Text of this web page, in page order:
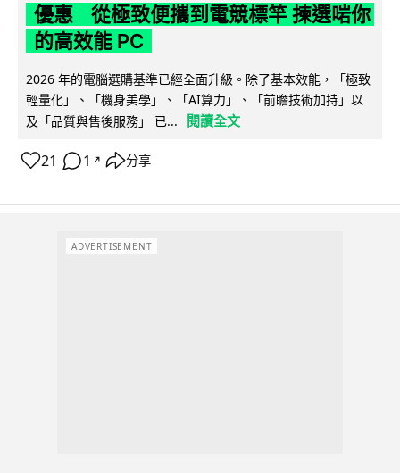
優惠 從極致便攜到電競標竿 揀選啱你
的高效能 PC
2026 年的電腦選購基準已經全面升級。除了基本效能，「極致
輕量化」、「機身美學」、「AI算力」、「前瞻技術加持」以
及「品質與售後服務」 已...
閱讀全文
21 1 ↗ 分享
ADVERTISEMENT